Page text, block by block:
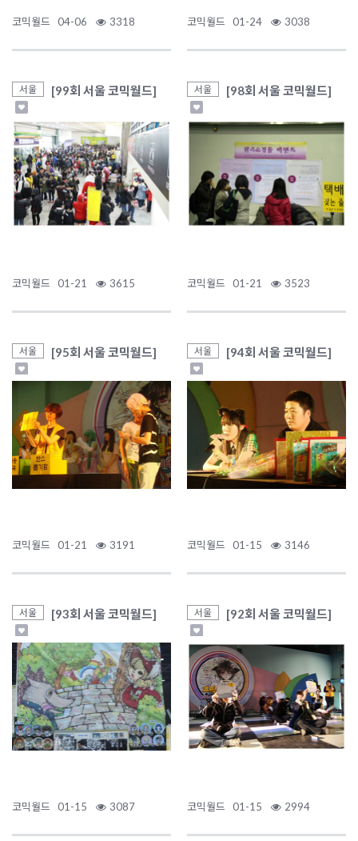
코믹월드 04-06 3318 코믹월드 01-24 3038
서울 [99회 서울 코믹월드]
코믹월드 01-21 3615
서울 [98회 서울 코믹월드]
코믹월드 01-21 3523
서울 [95회 서울 코믹월드]
코믹월드 01-21 3191
서울 [94회 서울 코믹월드]
코믹월드 01-15 3146
서울 [93회 서울 코믹월드]
코믹월드 01-15 3087
서울 [92회 서울 코믹월드]
코믹월드 01-15 2994